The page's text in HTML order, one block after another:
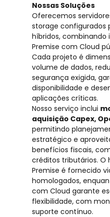
Nossas Soluções
Oferecemos
storage configurados
híbridos,
Premise com Cloud
Cada projeto é
volume de dados,
segurança exigida,
disponibilidade e
aplicações críticas.
Nosso serviço inclui
aquisição Capex,
permitindo
estratégico e
benefícios fiscais,
créditos tributários. O
Premise é fornecido
homologados,
com Cloud garante
flexibilidade, com
suporte contínuo.